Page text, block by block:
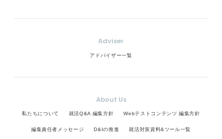
Adviser
アドバイザー一覧
About Us
私たちについて 就活Q&A 編集方針 Webテストコンテンツ 編集方針
編集責任者メッセージ D&Iの推進 就活対策資料&ツール一覧